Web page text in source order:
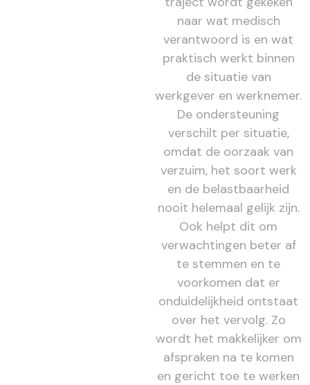
naar wat medisch
verantwoord is en wat
praktisch werkt binnen
de situatie van
werkgever en werknemer.
De ondersteuning
verschilt per situatie,
omdat de oorzaak van
verzuim, het soort werk
en de belastbaarheid
nooit helemaal gelijk zijn.
Ook helpt dit om
verwachtingen beter af
te stemmen en te
voorkomen dat er
onduidelijkheid ontstaat
over het vervolg. Zo
wordt het makkelijker om
afspraken na te komen
en gericht toe te werken